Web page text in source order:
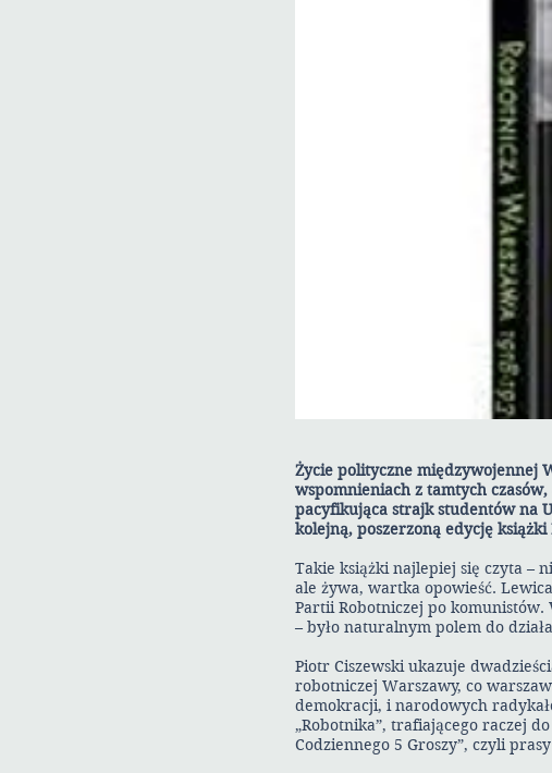
Życie polityczne międzywojennej
wspomnieniach z tamtych
pacyfikująca strajk studentów na
kolejną, poszerzoną edycję
Takie książki najlepiej się czyta –
ale żywa, wartka opowieść.
Partii Robotniczej po komunistów.
– było naturalnym polem do
Piotr Ciszewski ukazuje
robotniczej Warszawy, co
demokracji, i narodowych
„Robotnika”, trafiającego raczej
Codziennego 5 Groszy”, czyli